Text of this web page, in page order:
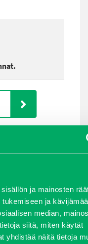
ja mainosten
ja
median,
siitä, miten käytät
yhdistää näitä tietoja